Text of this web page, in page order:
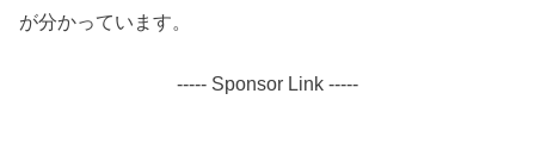
が分かっています。
----- Sponsor Link -----